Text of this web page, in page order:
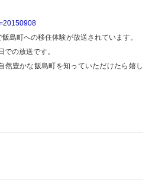
飯島町への移住体験が放送されています。
の放送です。
然豊かな飯島町を知っていただけたら嬉し